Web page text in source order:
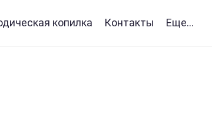
копилка Контакты Еще...